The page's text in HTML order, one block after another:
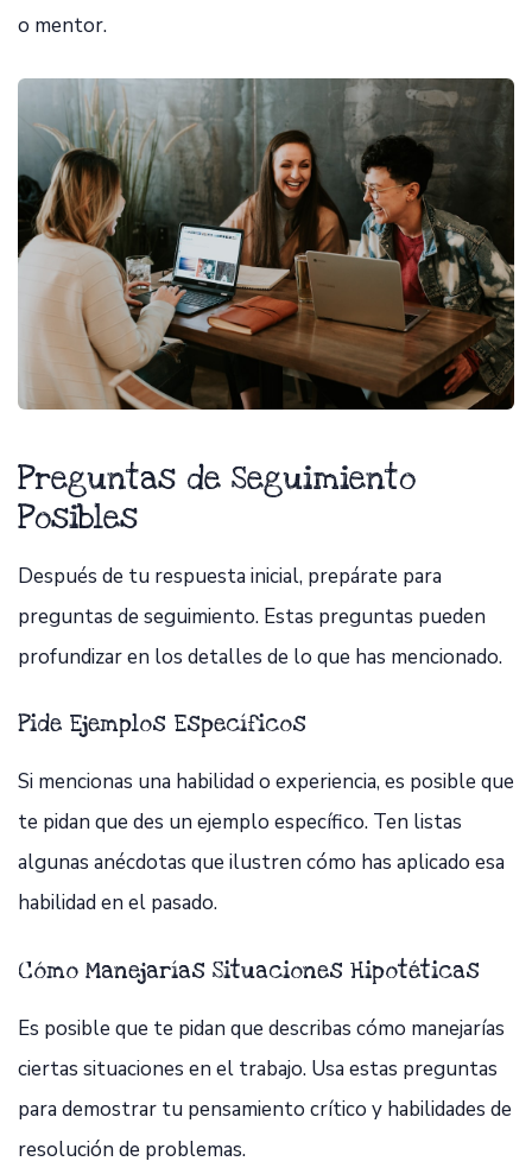
o mentor.
Preguntas de Seguimiento
Posibles
Después de tu respuesta inicial, prepárate para
preguntas de seguimiento. Estas preguntas pueden
profundizar en los detalles de lo que has mencionado.
Pide Ejemplos Específicos
Si mencionas una habilidad o experiencia, es posible que
te pidan que des un ejemplo específico. Ten listas
algunas anécdotas que ilustren cómo has aplicado esa
habilidad en el pasado.
Cómo Manejarías Situaciones Hipotéticas
Es posible que te pidan que describas cómo manejarías
ciertas situaciones en el trabajo. Usa estas preguntas
para demostrar tu pensamiento crítico y habilidades de
resolución de problemas.